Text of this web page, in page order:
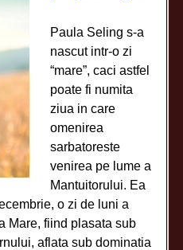
Paula Seling s-a
nascut intr-o zi
“mare”, caci astfel
poate fi numita
ziua in care
omenirea
sarbatoreste
venirea pe lume a
Mantuitorului. Ea
o zi de luni a
Mare, fiind plasata sub
aflata sub dominatia